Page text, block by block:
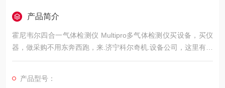
产品简介
霍尼韦尔四合一气体检测仪 Multipro多气体检测仪买设备，买仪
器，做采购不用东奔西跑，来.济宁科尔奇机.设备公司，这里有您
想要的，想看的，满意的产品
闭空间多种复合气体检测仪，
产品型号：